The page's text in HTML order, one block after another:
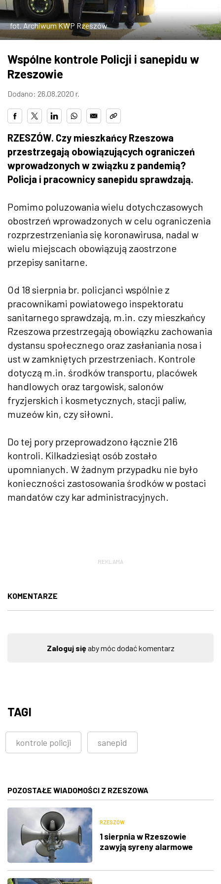
ZDJĘCIA
W RZESZOWIE
fot. Archiwum KWP Rzeszów
Wspólne kontrole Policji i sanepidu w
Rzeszowie
Dodano: 26.08.2020 r.
RZESZÓW. Czy mieszkańcy Rzeszowa
przestrzegają obowiązujących ograniczeń
wprowadzonych w związku z pandemią?
Policja i pracownicy sanepidu sprawdzają.
Pomimo poluzowania wielu dotychczasowych
obostrzeń wprowadzonych w celu ograniczenia
rozprzestrzeniania się koronawirusa, nadal w
wielu miejscach obowiązują zaostrzone
przepisy sanitarne.
Od 18 sierpnia br. policjanci wspólnie z
pracownikami powiatowego inspektoratu
sanitarnego sprawdzają, m.in. czy mieszkańcy
Rzeszowa przestrzegają obowiązku zachowania
dystansu społecznego oraz zasłaniania nosa i
ust w zamkniętych przestrzeniach. Kontrole
dotyczą m.in. środków transportu, placówek
handlowych oraz targowisk, salonów
fryzjerskich i kosmetycznych, stacji paliw,
muzeów kin, czy siłowni.
Do tej pory przeprowadzono łącznie 216
kontroli. Kilkadziesiąt osób zostało
upomnianych. W żadnym przypadku nie było
konieczności zastosowania środków w postaci
mandatów czy kar administracyjnych.
REKLAMA
KOMENTARZE
Zaloguj sięaby móc dodać komentarz
TAGI
kontrole policji sanepid
POZOSTAŁE WIADOMOŚCI Z RZESZOWA
RZESZÓW
1 sierpnia w Rzeszowie
zawyją syreny alarmowe